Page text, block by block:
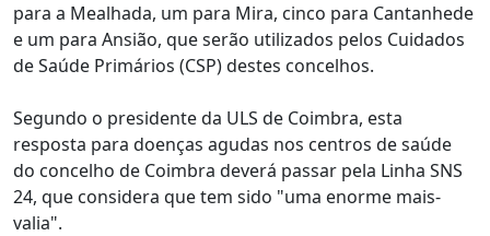
para a Mealhada, um para Mira, cinco para Cantanhede
e um para Ansião, que serão utilizados pelos Cuidados
de Saúde Primários (CSP) destes concelhos.
Segundo o presidente da ULS de Coimbra, esta
resposta para doenças agudas nos centros de saúde
do concelho de Coimbra deverá passar pela Linha SNS
24, que considera que tem sido "uma enorme mais-
valia".